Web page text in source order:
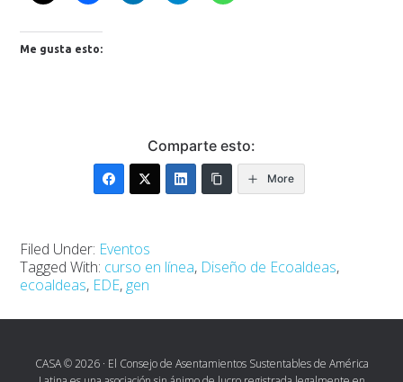
Me gusta esto:
Comparte esto:
More
Filed Under: Eventos
Tagged With: curso en línea, Diseño de Ecoaldeas,
ecoaldeas, EDE, gen
CASA © 2026 · El Consejo de Asentamientos Sustentables de América